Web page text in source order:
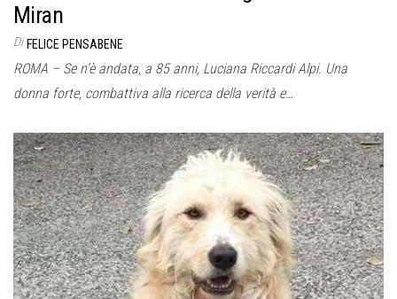
Miran
Di FELICE PENSABENE
ROMA – Se n’è andata, a 85 anni, Luciana Riccardi Alpi. Una
donna forte, combattiva alla ricerca della verità e…